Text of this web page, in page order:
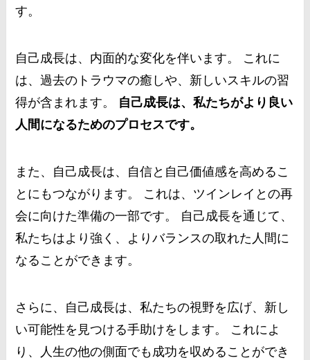
す。
自己成長は、内面的な変化を伴います。 これに
は、過去のトラウマの癒しや、新しいスキルの習
得が含まれます。 自己成長は、私たちがより良い
人間になるためのプロセスです。
また、自己成長は、自信と自己価値感を高めるこ
とにもつながります。 これは、ツインレイとの再
会に向けた準備の一部です。 自己成長を通じて、
私たちはより強く、よりバランスの取れた人間に
なることができます。
さらに、自己成長は、私たちの視野を広げ、新し
い可能性を見つける手助けをします。 これによ
り、人生の他の側面でも成功を収めることができ